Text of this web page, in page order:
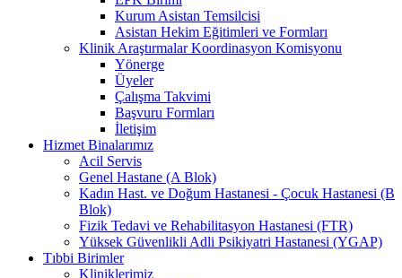
Kurum Asistan Temsilcisi
Asistan Hekim Eğitimleri ve Formları
Klinik Araştırmalar Koordinasyon Komisyonu
Yönerge
Üyeler
Çalışma Takvimi
Başvuru Formları
İletişim
Hizmet Binalarımız
Acil Servis
Genel Hastane (A Blok)
Kadın Hast. ve Doğum Hastanesi - Çocuk Hastanesi (B
Blok)
Fizik Tedavi ve Rehabilitasyon Hastanesi (FTR)
Yüksek Güvenlikli Adli Psikiyatri Hastanesi (YGAP)
Tıbbi Birimler
Kliniklerimiz